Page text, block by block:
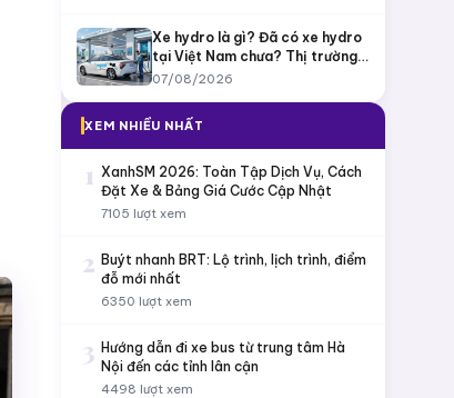
Xe hydro là gì? Đã có xe hydro
tại Việt Nam chưa? Thị trường
còn bỏ ngỏ?
07/08/2026
XEM NHIỀU NHẤT
1 XanhSM 2026: Toàn Tập Dịch Vụ, Cách
Đặt Xe & Bảng Giá Cước Cập Nhật
7105 lượt xem
2 Buýt nhanh BRT: Lộ trình, lịch trình, điểm
đỗ mới nhất
6350 lượt xem
3 Hướng dẫn đi xe bus từ trung tâm Hà
Nội đến các tỉnh lân cận
4498 lượt xem